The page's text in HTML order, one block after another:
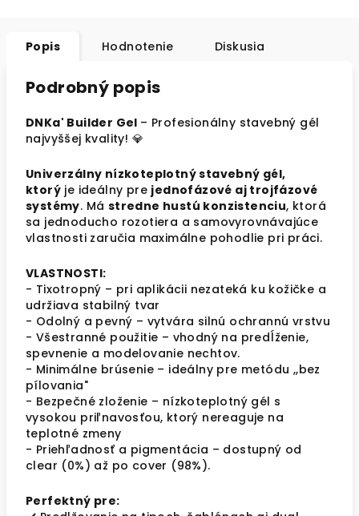
Popis Hodnotenie Diskusia
Podrobný popis
DNKa' Builder Gel – Profesionálny stavebný gél
najvyššej kvality! 💎
Univerzálny nízkoteplotný stavebný gél,
ktorý je ideálny pre jednofázové aj trojfázové
systémy. Má stredne hustú konzistenciu, ktorá
sa jednoducho rozotiera a samovyrovnávajúce
vlastnosti zaručia maximálne pohodlie pri práci.
VLASTNOSTI:
- Tixotropný – pri aplikácii nezateká ku kožičke a
udržiava stabilný tvar
- Odolný a pevný – vytvára silnú ochrannú vrstvu
- Všestranné použitie – vhodný na predĺženie,
spevnenie a modelovanie nechtov.
- Minimálne brúsenie – ideálny pre metódu ,,bez
pílovania"
- Bezpečné zloženie – nízkoteplotný gél s
vysokou priľnavosťou, ktorý nereaguje na
teplotné zmeny
- Priehľadnosť a pigmentácia – dostupný od
clear (0%) až po cover (98%).
Perfektný pre: